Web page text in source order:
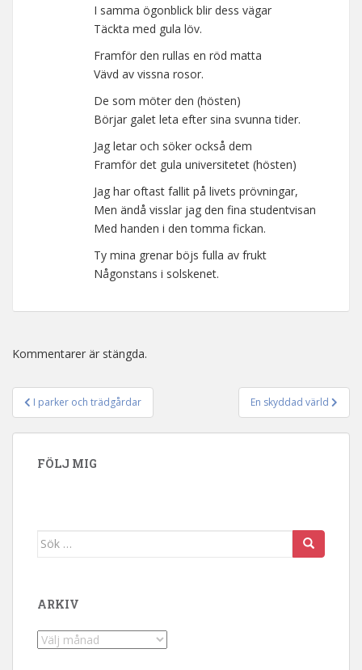
I samma ögonblick blir dess vägar
Täckta med gula löv.
Framför den rullas en röd matta
Vävd av vissna rosor.
De som möter den (hösten)
Börjar galet leta efter sina svunna tider.
Jag letar och söker också dem
Framför det gula universitetet (hösten)
Jag har oftast fallit på livets prövningar,
Men ändå visslar jag den fina studentvisan
Med handen i den tomma fickan.
Ty mina grenar böjs fulla av frukt
Någonstans i solskenet.
Kommentarer är stängda.
Inläggsnavigering
I parker och trädgårdar En skyddad värld
FÖLJ MIG
Sök efter:
ARKIV
Arkiv